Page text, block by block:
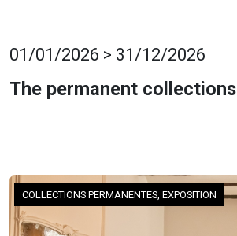
01/01/2026 > 31/12/2026
The permanent collections
COLLECTIONS PERMANENTES, EXPOSITION